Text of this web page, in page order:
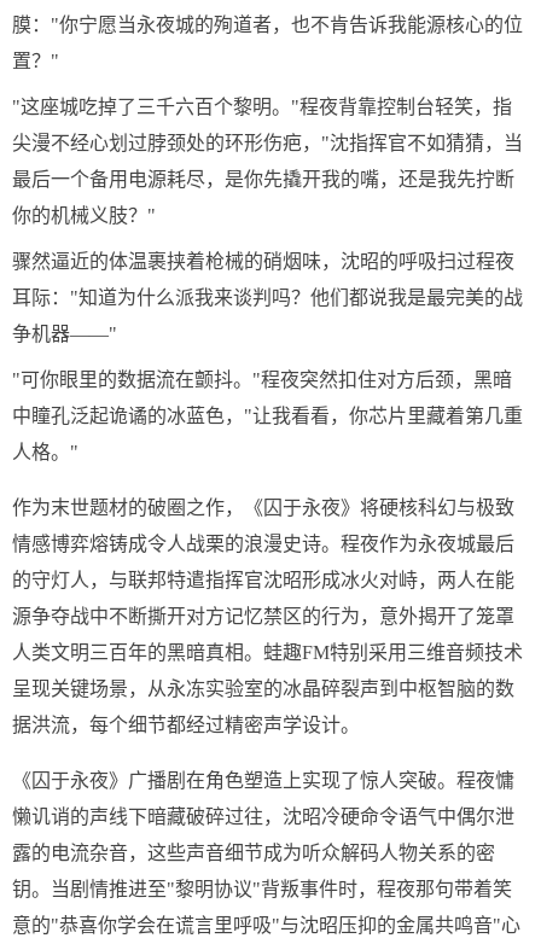
膜："你宁愿当永夜城的殉道者，也不肯告诉我能源核心的位
置？"
"这座城吃掉了三千六百个黎明。"程夜背靠控制台轻笑，指
尖漫不经心划过脖颈处的环形伤疤，"沈指挥官不如猜猜，当
最后一个备用电源耗尽，是你先撬开我的嘴，还是我先拧断
你的机械义肢？"
骤然逼近的体温裹挟着枪械的硝烟味，沈昭的呼吸扫过程夜
耳际："知道为什么派我来谈判吗？他们都说我是最完美的战
争机器——"
"可你眼里的数据流在颤抖。"程夜突然扣住对方后颈，黑暗
中瞳孔泛起诡谲的冰蓝色，"让我看看，你芯片里藏着第几重
人格。"
作为末世题材的破圈之作，《囚于永夜》将硬核科幻与极致
情感博弈熔铸成令人战栗的浪漫史诗。程夜作为永夜城最后
的守灯人，与联邦特遣指挥官沈昭形成冰火对峙，两人在能
源争夺战中不断撕开对方记忆禁区的行为，意外揭开了笼罩
人类文明三百年的黑暗真相。蛙趣FM特别采用三维音频技术
呈现关键场景，从永冻实验室的冰晶碎裂声到中枢智脑的数
据洪流，每个细节都经过精密声学设计。
《囚于永夜》广播剧在角色塑造上实现了惊人突破。程夜慵
懒讥诮的声线下暗藏破碎过往，沈昭冷硬命令语气中偶尔泄
露的电流杂音，这些声音细节成为听众解码人物关系的密
钥。当剧情推进至"黎明协议"背叛事件时，程夜那句带着笑
意的"恭喜你学会在谎言里呼吸"与沈昭压抑的金属共鸣音"心